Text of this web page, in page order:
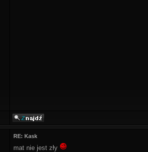
RE: Kask
mat nie jest zły